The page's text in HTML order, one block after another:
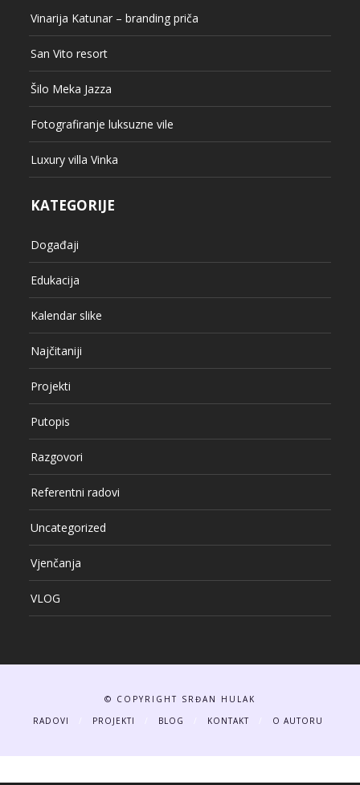
Vinarija Katunar – branding priča
San Vito resort
Šilo Meka Jazza
Fotografiranje luksuzne vile
Luxury villa Vinka
KATEGORIJE
Događaji
Edukacija
Kalendar slike
Najčitaniji
Projekti
Putopis
Razgovori
Referentni radovi
Uncategorized
Vjenčanja
VLOG
© COPYRIGHT SRĐAN HULAK
RADOVI
PROJEKTI BLOG KONTAKT O AUTORU